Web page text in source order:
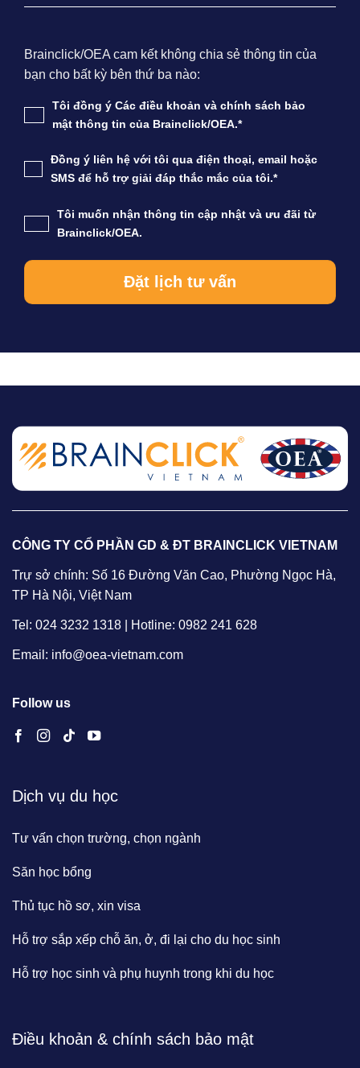
Brainclick/OEA cam kết không chia sẻ thông tin của
bạn cho bất kỳ bên thứ ba nào:
Tôi đồng ý Các điều khoản và chính sách bảo
mật thông tin của Brainclick/OEA.*
Đồng ý liên hệ với tôi qua điện thoại, email hoặc
SMS để hỗ trợ giải đáp thắc mắc của tôi.*
Tôi muốn nhận thông tin cập nhật và ưu đãi từ
Brainclick/OEA.
CÔNG TY CỔ PHẦN GD & ĐT BRAINCLICK VIETNAM
Trự sở chính: Số 16 Đường Văn Cao, Phường Ngọc Hà,
TP Hà Nội, Việt Nam
Tel: 024 3232 1318 | Hotline: 0982 241 628
Email: info@oea-vietnam.com
Follow us
Dịch vụ du học
Tư vấn chọn trường, chọn ngành
Săn học bổng
Thủ tục hồ sơ, xin visa
Hỗ trợ sắp xếp chỗ ăn, ở, đi lại cho du học sinh
Hỗ trợ học sinh và phụ huynh trong khi du học
Điều khoản & chính sách bảo mật